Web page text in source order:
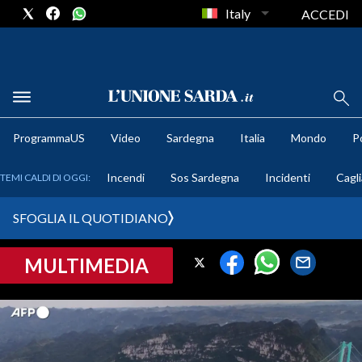
METEO
CRONACA SARDEGNA
PROVINCIA DI CAGLIARI
SULCIS IGLESIENTE
Italy ACCEDI
ProgrammaUS Video Sardegna Italia Mondo
TEMI CALDI DI OGGI: Incendi Sos Sardegna Incidenti
SFOGLIA IL QUOTIDIANO
MULTIMEDIA